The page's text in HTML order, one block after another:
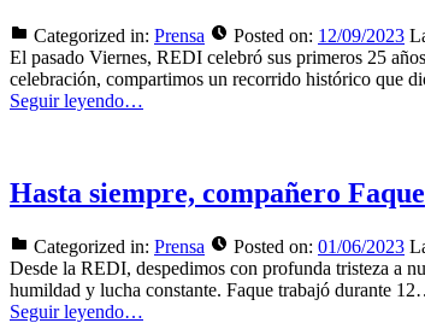
Categorized in: Prensa Posted on: 12/09/2023
El pasado Viernes, REDI celebró sus primeros 25
celebración, compartimos un recorrido histórico que
Seguir leyendo…
Hasta siempre, compañero Faque
Categorized in: Prensa Posted on: 01/06/2023
Desde la REDI, despedimos con profunda tristeza a
humildad y lucha constante. Faque trabajó durante
Seguir leyendo…